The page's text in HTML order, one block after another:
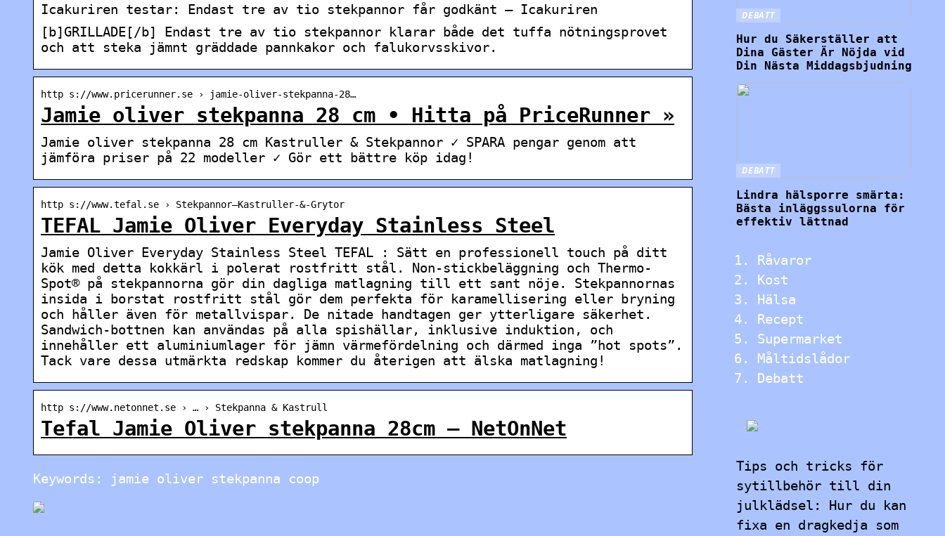
Icakuriren testar: Endast tre av tio stekpannor får godkänt – Icakuriren
[b]GRILLADE[/b] Endast tre av tio stekpannor klarar både det tuffa nötningsprovet
och att steka jämnt gräddade pannkakor och falukorvsskivor.
http s://www.pricerunner.se › jamie-oliver-stekpanna-28…
Jamie oliver stekpanna 28 cm • Hitta på PriceRunner »
Jamie oliver stekpanna 28 cm Kastruller & Stekpannor ✓ SPARA pengar genom att
jämföra priser på 22 modeller ✓ Gör ett bättre köp idag!
http s://www.tefal.se › Stekpannor–Kastruller-&-Grytor
TEFAL Jamie Oliver Everyday Stainless Steel
Jamie Oliver Everyday Stainless Steel TEFAL : Sätt en professionell touch på ditt
kök med detta kokkärl i polerat rostfritt stål. Non-stickbeläggning och Thermo-
Spot® på stekpannorna gör din dagliga matlagning till ett sant nöje. Stekpannornas
insida i borstat rostfritt stål gör dem perfekta för karamellisering eller bryning
och håller även för metallvispar. De nitade handtagen ger ytterligare säkerhet.
Sandwich-bottnen kan användas på alla spishällar, inklusive induktion, och
innehåller ett aluminiumlager för jämn värmefördelning och därmed inga ”hot spots”.
Tack vare dessa utmärkta redskap kommer du återigen att älska matlagning!
http s://www.netonnet.se › … › Stekpanna & Kastrull
Tefal Jamie Oliver stekpanna 28cm – NetOnNet
Keywords: jamie oliver stekpanna coop
DEBATT
Hur du Säkerställer att
Dina Gäster Är Nöjda vid
Din Nästa Middagsbjudning
DEBATT
Lindra hälsporre smärta:
Bästa inläggssulorna för
effektiv lättnad
Råvaror
Kost
Hälsa
Recept
Supermarket
Måltidslådor
Debatt
Tips och tricks för
sytillbehör till din
julklädsel: Hur du kan
fixa en dragkedja som